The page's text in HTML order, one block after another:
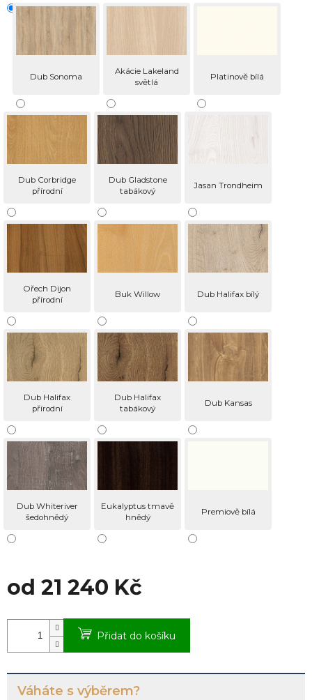
od 21 240 Kč
Dub Sonoma
Akácie Lakeland
světlá
Platinově bílá
Dub Corbridge
přírodní
Dub Gladstone
tabákový
Jasan Trondheim
Ořech Dijon
přírodní
Buk Willow Dub Halifax bílý
Dub Halifax
přírodní
Dub Halifax
tabákový
Dub Kansas
Dub Whiteriver
šedohnědý
Eukalyptus tmavě
hnědý
Premiově bílá
Přidat do košíku
Váháte s výběrem?